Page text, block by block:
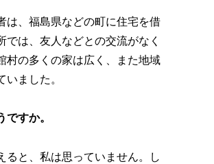
は、福島県などの町に住宅を借
は、友人などとの交流がなく
村の多くの家は広く、また地域
ました。
すか。
と、私は思っていません。し